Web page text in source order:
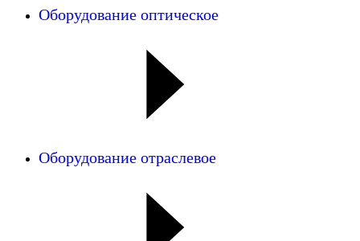
Оборудование оптическое
Оборудование отраслевое